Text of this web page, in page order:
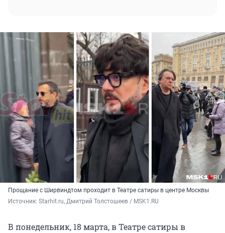
Прощание с Ширвиндтом проходит в Театре сатиры в центре Москвы
Источник: Starhit.ru, Дмитрий Толстошеев / MSK1.RU
В понедельник, 18 марта, в Театре сатиры в